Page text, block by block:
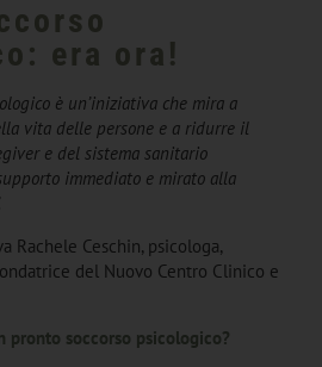
era ora!
è un’iniziativa che mira a
vita delle persone e a ridurre il
e del sistema sanitario
immediato e mirato alla
Rachele Ceschin, psicologa,
del Nuovo Centro Clinico e
pronto soccorso psicologico?